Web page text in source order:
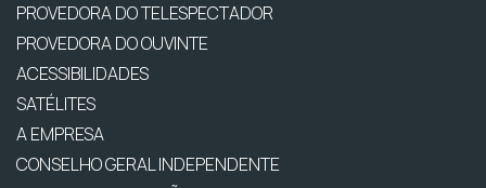
PROVEDORA DO TELESPECTADOR
PROVEDORA DO OUVINTE
ACESSIBILIDADES
SATÉLITES
A EMPRESA
CONSELHO GERAL INDEPENDENTE